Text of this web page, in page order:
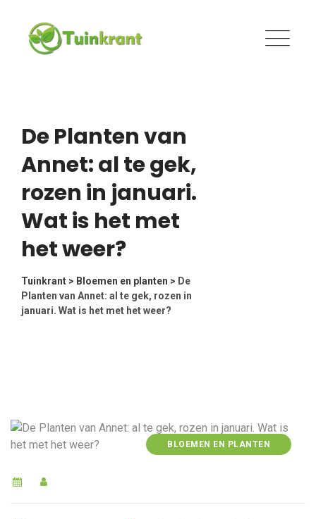
content
De Planten van
Annet: al te gek,
rozen in januari.
Wat is het met
het weer?
Tuinkrant > Bloemen en planten > De
Planten van Annet: al te gek, rozen in
januari. Wat is het met het weer?
BLOEMEN EN PLANTEN